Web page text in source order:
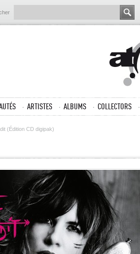
ARTISTES ALBUMS COLLECTORS
(Édition CD digipak)